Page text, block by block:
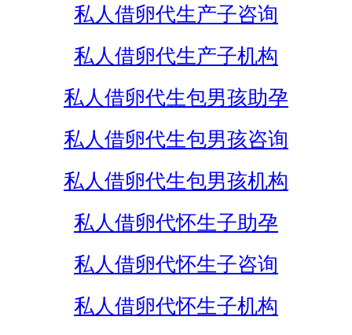
私人借卵代生产子咨询
私人借卵代生产子机构
私人借卵代生包男孩助孕
私人借卵代生包男孩咨询
私人借卵代生包男孩机构
私人借卵代怀生子助孕
私人借卵代怀生子咨询
私人借卵代怀生子机构